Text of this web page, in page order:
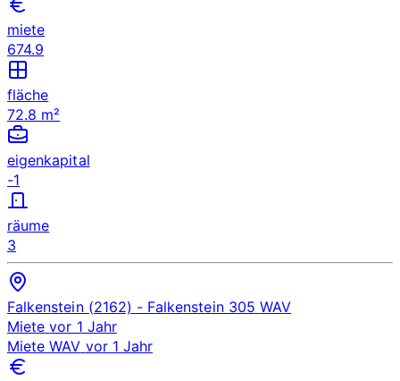
miete
674.9
fläche
72.8 m²
eigenkapital
-1
räume
3
Falkenstein (2162) - Falkenstein 305 WAV
Miete vor 1 Jahr
Miete WAV vor 1 Jahr